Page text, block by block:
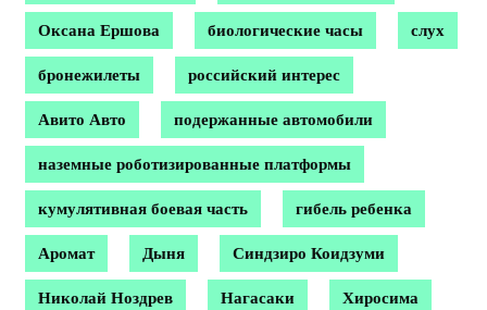
Оксана Ершова биологические часы слух
бронежилеты российский интерес
Авито Авто подержанные автомобили
наземные роботизированные платформы
кумулятивная боевая часть гибель ребенка
Аромат Дыня Синдзиро Коидзуми
Николай Ноздрев Нагасаки Хиросима